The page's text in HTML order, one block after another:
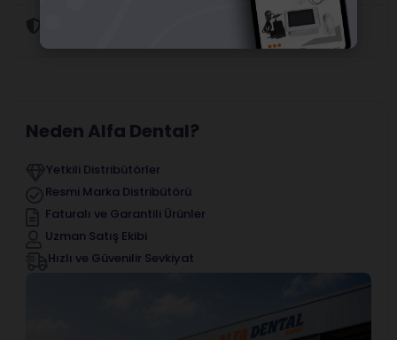
Neden Alfa Dental?
Yetkili Distribütörler
Resmi Marka Distribütörü
Faturalı ve Garantili Ürünler
Uzman Satış Ekibi
Hızlı ve Güvenilir Sevkiyat